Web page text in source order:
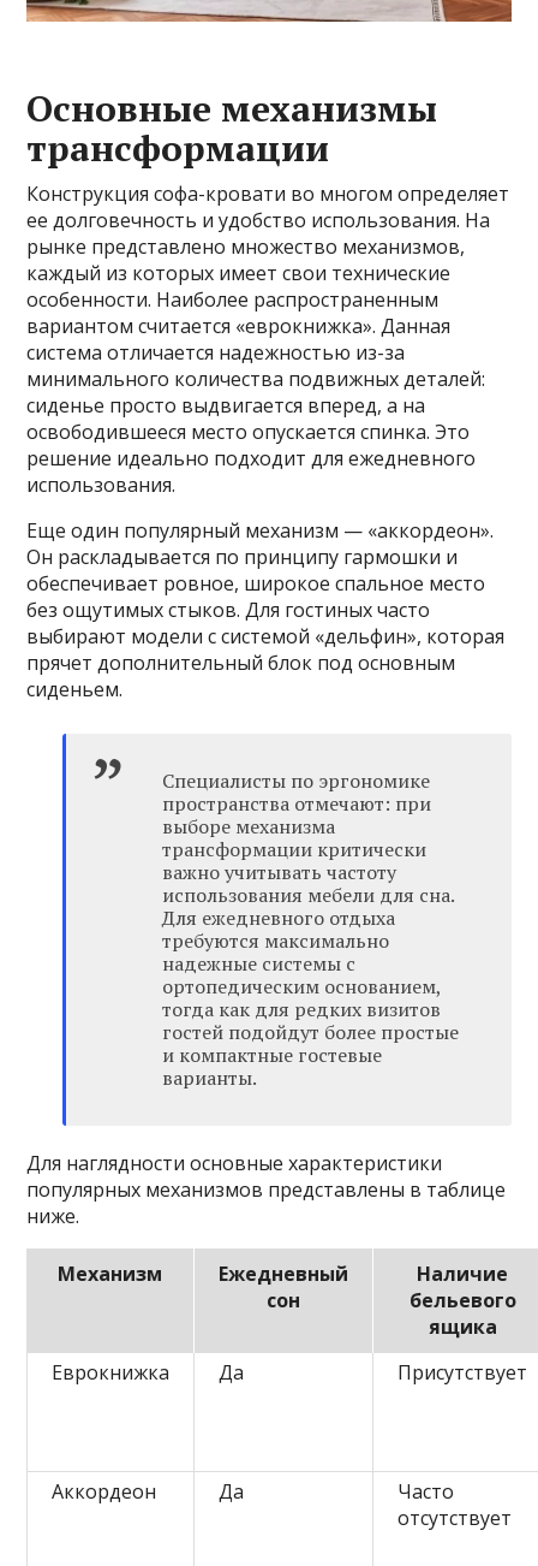
Основные механизмы
трансформации
Конструкция софа-кровати во многом определяет
ее долговечность и удобство использования. На
рынке представлено множество механизмов,
каждый из которых имеет свои технические
особенности. Наиболее распространенным
вариантом считается «еврокнижка». Данная
система отличается надежностью из-за
минимального количества подвижных деталей:
сиденье просто выдвигается вперед, а на
освободившееся место опускается спинка. Это
решение идеально подходит для ежедневного
использования.
Еще один популярный механизм — «аккордеон».
Он раскладывается по принципу гармошки и
обеспечивает ровное, широкое спальное место
без ощутимых стыков. Для гостиных часто
выбирают модели с системой «дельфин», которая
прячет дополнительный блок под основным
сиденьем.
Специалисты по эргономике
пространства отмечают: при
выборе механизма
трансформации критически
важно учитывать частоту
использования мебели для сна.
Для ежедневного отдыха
требуются максимально
надежные системы с
ортопедическим основанием,
тогда как для редких визитов
гостей подойдут более простые
и компактные гостевые
варианты.
Для наглядности основные характеристики
популярных механизмов представлены в таблице
ниже.
Механизм
Ежедневный
сон
Наличие
бельевого
ящика
Еврокнижка
Да Присутствует
Аккордеон Да
Часто
отсутствует